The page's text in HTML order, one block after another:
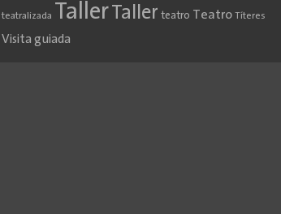
teatralizada TallerTaller teatro Teatro Títeres
Visita guiada